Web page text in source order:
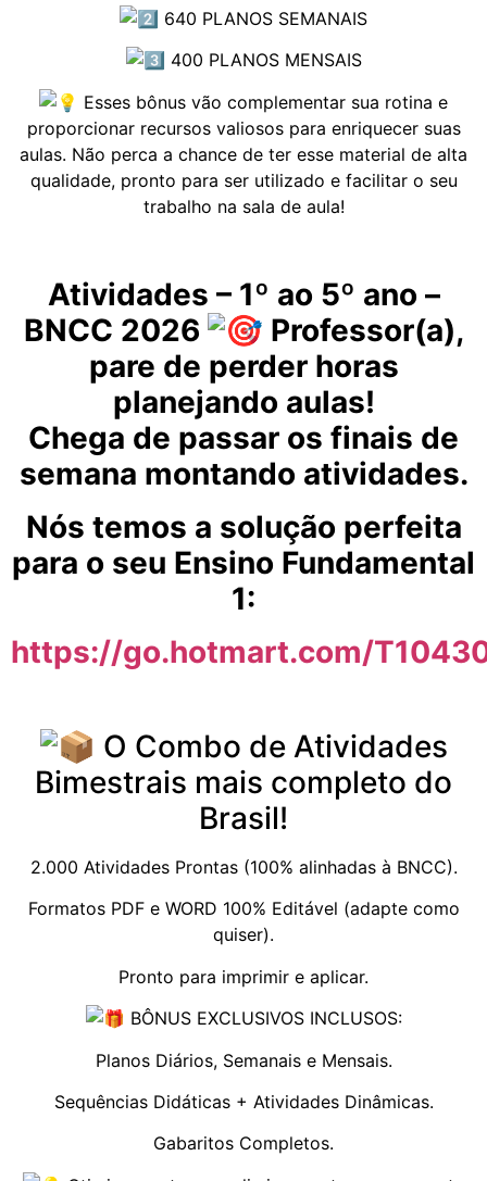
640 PLANOS SEMANAIS
400 PLANOS MENSAIS
Esses bônus vão complementar sua rotina e
proporcionar recursos valiosos para enriquecer suas
aulas. Não perca a chance de ter esse material de alta
qualidade, pronto para ser utilizado e facilitar o seu
trabalho na sala de aula!
Atividades – 1º ao 5º ano –
BNCC 2026
Professor(a),
pare de perder horas
planejando aulas!
Chega de passar os finais de
semana montando atividades.
Nós temos a solução perfeita
para o seu Ensino Fundamental
1:
https://go.hotmart.com/
O Combo de Atividades
Bimestrais mais completo do
Brasil!
2.000 Atividades Prontas (100% alinhadas à BNCC).
Formatos PDF e WORD 100% Editável (adapte como
quiser).
Pronto para imprimir e aplicar.
BÔNUS EXCLUSIVOS INCLUSOS:
Planos Diários, Semanais e Mensais.
Sequências Didáticas + Atividades Dinâmicas.
Gabaritos Completos.